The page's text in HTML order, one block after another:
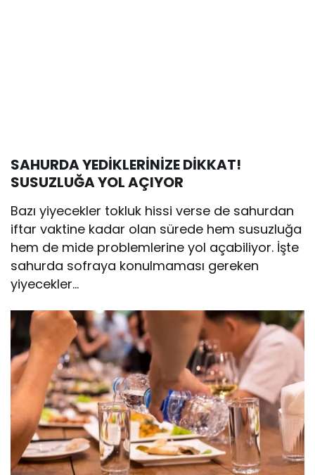
SAHURDA YEDİKLERİNİZE DİKKAT!
SUSUZLUĞA YOL AÇIYOR
Bazı yiyecekler tokluk hissi verse de sahurdan
iftar vaktine kadar olan sürede hem susuzluğa
hem de mide problemlerine yol açabiliyor. İşte
sahurda sofraya konulmaması gereken
yiyecekler…